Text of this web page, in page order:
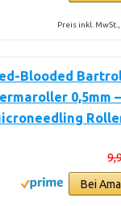
Preis inkl.
Blooded
0,5mm –
Bei